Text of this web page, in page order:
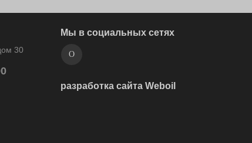
30
Мы в социальных сетях
разработка сайта Weboil